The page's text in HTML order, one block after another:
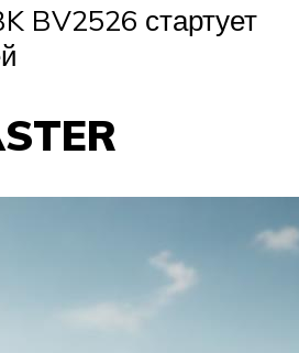
BV2526 стартует